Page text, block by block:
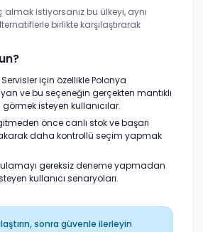
istiyorsanız bu ülkeyi, aynı
birlikte karşılaştırarak
için özellikle Polonya
ve bu seçeneğin gerçekten mantıklı
görmek isteyen kullanıcılar.
önce canlı stok ve başarı
daha kontrollü seçim yapmak
gereksiz deneme yapmadan
kullanıcı senaryoları.
sonra güvenle ilerleyin